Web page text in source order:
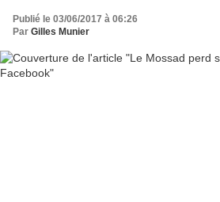
Publié le 03/06/2017 à 06:26
Par Gilles Munier